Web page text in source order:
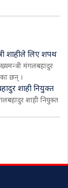
शाहीले लिए शपथ
मंगलबहादुर
छन् ।
शाही नियुक्त
शाही नियुक्त